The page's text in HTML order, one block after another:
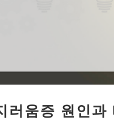
러움증 원인과